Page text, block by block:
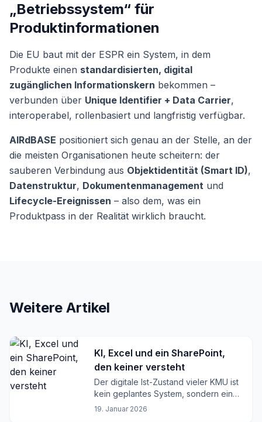
„Betriebssystem“ für
Produktinformationen
Die EU baut mit der ESPR ein System, in dem
Produkte einen standardisierten, digital
zugänglichen Informationskern bekommen –
verbunden über Unique Identifier + Data Carrier,
interoperabel, rollenbasiert und langfristig verfügbar.
AIRdBASE positioniert sich genau an der Stelle, an der
die meisten Organisationen heute scheitern: der
sauberen Verbindung aus Objektidentität (Smart ID),
Datenstruktur, Dokumentenmanagement und
Lifecycle-Ereignissen – also dem, was ein
Produktpass in der Realität wirklich braucht.
Weitere Artikel
KI, Excel und ein SharePoint,
den keiner versteht
Der digitale Ist-Zustand vieler KMU ist
kein geplantes System, sondern ein
funktionierender Kompromiss.
19. Januar 2026